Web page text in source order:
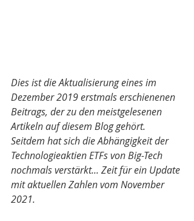
Dies ist die Aktualisierung eines im
Dezember 2019 erstmals erschienenen
Beitrags, der zu den meistgelesenen
Artikeln auf diesem Blog gehört.
Seitdem hat sich die Abhängigkeit der
Technologieaktien ETFs von Big-Tech
nochmals verstärkt... Zeit für ein Update
mit aktuellen Zahlen vom November
2021.